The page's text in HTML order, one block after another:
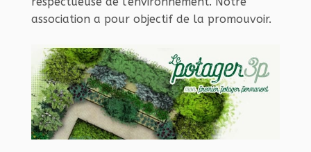
association a pour objectif de la promouvoir.